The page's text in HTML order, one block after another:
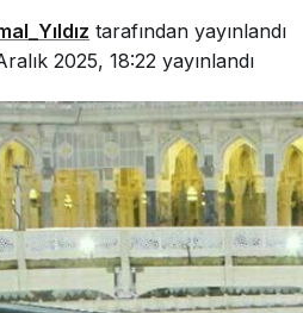
tarafından yayınlandı
2025, 18:22 yayınlandı